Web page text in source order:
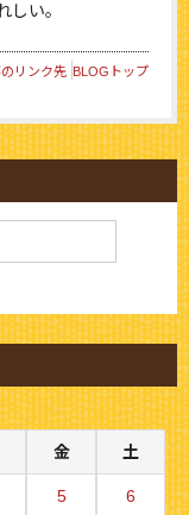
しい。
リンク先 BLOGトップ
金 土
5 6